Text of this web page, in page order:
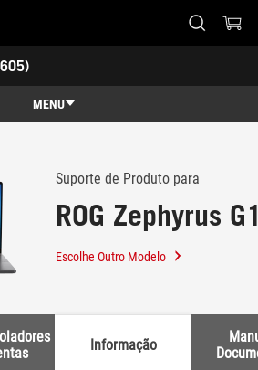
MENU
Suporte de Produto para
ROG Zephyrus
Escolhe Outro Modelo
Informação